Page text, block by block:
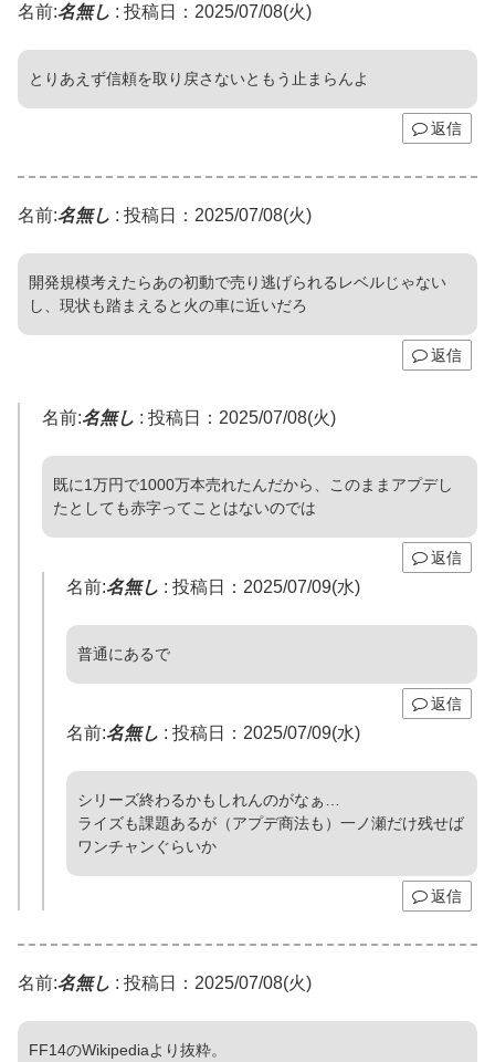
名前:名無し : 投稿日：2025/07/08(火)
とりあえず信頼を取り戻さないともう止まらんよ
返信
名前:名無し : 投稿日：2025/07/08(火)
開発規模考えたらあの初動で売り逃げられるレベルじゃない
し、現状も踏まえると火の車に近いだろ
返信
名前:名無し : 投稿日：2025/07/08(火)
既に1万円で1000万本売れたんだから、このままアプデし
たとしても赤字ってことはないのでは
返信
名前:名無し : 投稿日：2025/07/09(水)
普通にあるで
返信
名前:名無し : 投稿日：2025/07/09(水)
シリーズ終わるかもしれんのがなぁ…
ライズも課題あるが（アプデ商法も）一ノ瀬だけ残せば
ワンチャンぐらいか
返信
名前:名無し : 投稿日：2025/07/08(火)
FF14のWikipediaより抜粋。